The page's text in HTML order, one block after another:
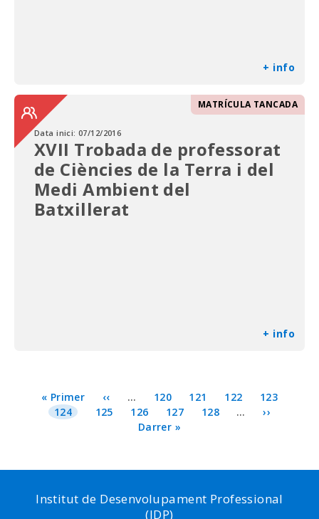
+ info
MATRÍCULA TANCADA
Data inici:07/12/2016
XVII Trobada de professorat
de Ciències de la Terra i del
Medi Ambient del
Batxillerat
+ info
Paginació
Primera
pàgina
« Primer
Pàgina
anterior
‹‹ … Page
120 Page
121 Page
122 Page
123
Pàgina
124 Page
125 Page
126 Page
127 Page
128 …
Pàgina
››
Última
Darrer »
Institut de Desenvolupament Professional
(IDP)